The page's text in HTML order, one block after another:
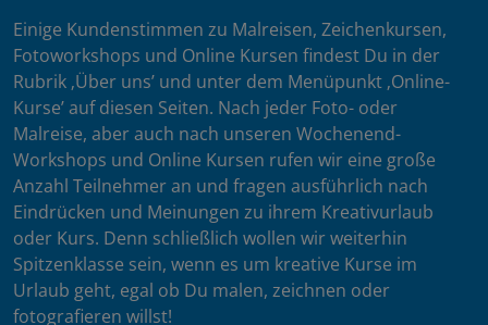
Einige Kundenstimmen zu Malreisen, Zeichenkursen,
Fotoworkshops und Online Kursen findest Du in der
Rubrik ‚Über uns’ und unter dem Menüpunkt ‚Online-
Kurse’ auf diesen Seiten. Nach jeder Foto- oder
Malreise, aber auch nach unseren Wochenend-
Workshops und Online Kursen rufen wir eine große
Anzahl Teilnehmer an und fragen ausführlich nach
Eindrücken und Meinungen zu ihrem Kreativurlaub
oder Kurs. Denn schließlich wollen wir weiterhin
Spitzenklasse sein, wenn es um kreative Kurse im
Urlaub geht, egal ob Du malen, zeichnen oder
fotografieren willst!